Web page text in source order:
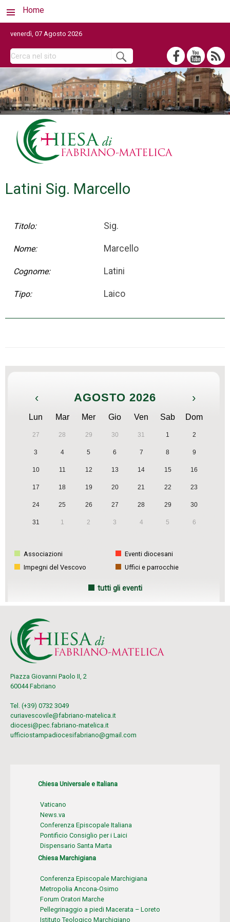
Home
venerdì, 07 Agosto 2026
Latini Sig. Marcello
Titolo: Sig.
Nome: Marcello
Cognome: Latini
Tipo: Laico
‹ AGOSTO 2026 ›
Lun Mar Mer Gio Ven Sab Dom
27 28 29 30 31 1 2
3 4 5 6 7 8 9
10 11 12 13 14 15 16
17 18 19 20 21 22 23
24 25 26 27 28 29 30
31 1 2 3 4 5 6
Associazioni
Eventi diocesani
Impegni del Vescovo
Uffici e parrocchie
tutti gli eventi
Piazza Giovanni Paolo II, 2
60044 Fabriano
Tel. (+39) 0732 3049
curiavescovile@fabriano-matelica.it
diocesi@pec.fabriano-matelica.it
ufficiostampadiocesifabriano@gmail.com
Chiesa Universale e Italiana
Vaticano
News.va
Conferenza Episcopale Italiana
Pontificio Consiglio per i Laici
Dispensario Santa Marta
Chiesa Marchigiana
Conferenza Episcopale Marchigiana
Metropolia Ancona-Osimo
Forum Oratori Marche
Pellegrinaggio a piedi Macerata – Loreto
Istituto Teologico Marchigiano